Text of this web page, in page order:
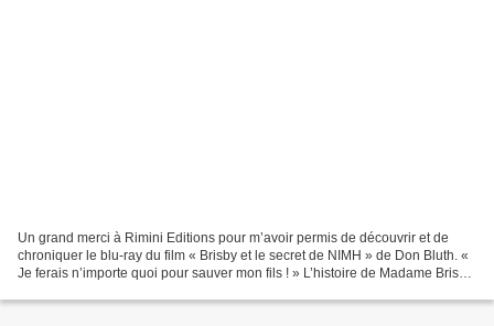
Un grand merci à Rimini Editions pour m’avoir permis de découvrir et de
chroniquer le blu-ray du film « Brisby et le secret de NIMH » de Don Bluth. «
Je ferais n’importe quoi pour sauver mon fils ! » L’histoire de Madame Brisby,